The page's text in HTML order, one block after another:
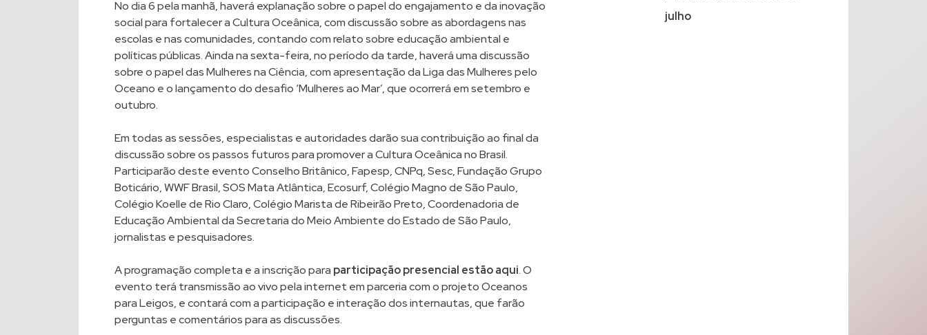
No dia 6 pela manhã, haverá explanação sobre o papel do engajamento e da inovação
social para fortalecer a Cultura Oceânica, com discussão sobre as abordagens nas
escolas e nas comunidades, contando com relato sobre educação ambiental e
políticas públicas. Ainda na sexta-feira, no período da tarde, haverá uma discussão
sobre o papel das Mulheres na Ciência, com apresentação da Liga das Mulheres pelo
Oceano e o lançamento do desafio ‘Mulheres ao Mar’, que ocorrerá em setembro e
outubro.
Em todas as sessões, especialistas e autoridades darão sua contribuição ao final da
discussão sobre os passos futuros para promover a Cultura Oceânica no Brasil.
Participarão deste evento Conselho Britânico, Fapesp, CNPq, Sesc, Fundação Grupo
Boticário, WWF Brasil, SOS Mata Atlântica, Ecosurf, Colégio Magno de São Paulo,
Colégio Koelle de Rio Claro, Colégio Marista de Ribeirão Preto, Coordenadoria de
Educação Ambiental da Secretaria do Meio Ambiente do Estado de São Paulo,
jornalistas e pesquisadores.
A programação completa e a inscrição para participação presencial estão aqui. O
evento terá transmissão ao vivo pela internet em parceria com o projeto Oceanos
para Leigos, e contará com a participação e interação dos internautas, que farão
perguntas e comentários para as discussões.
julho